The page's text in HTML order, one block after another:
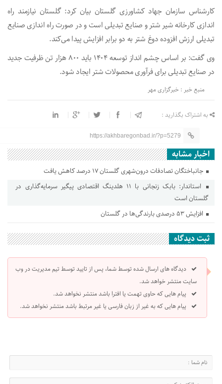
کارشناس سازمان جهاد کشاورزی گلستان بیان کرد: گلستان نیازمند راه
اندازی کارخانه شیر شتر و صنایع تبدیلی است و در صورت راه اندازی صنایع
تبدیلی ارزش افزوده دوغ شتر به دو برابر افزایش پیدا می‌کند.
وی گفت: بر اساس چشم انداز توسعه۱۴۰۴
باید ۸۰۰ هزار تن ظرفیت جدید
در صنایع تبدیلی برای فرآوری محصولات شتر ایجاد شود.
منبع خبر : خبرگزاری مهر
به اشتراک بگذارید :
https://akhbaregonbad.ir/?p=5279
اخبار مشابه
جانباختگان تصادفات درون‌شهری گلستان ۱۷ درصد کاهش یافت
استاندار: بابک زنجانی با ۱۱ هلدینگ اقتصادی پیگیر سرمایه‌گذاری در
گلستان است
افزایش ۵۳ درصدی بارندگی‌ها در گلستان
ثبت دیدگاه
دیدگاه های ارسال شده توسط شما، پس از تایید توسط تیم مدیریت در وب
سایت منتشر خواهد شد.
پیام هایی که حاوی تهمت یا افترا باشد منتشر نخواهد شد.
پیام هایی که به غیر از زبان فارسی یا غیر مرتبط باشد منتشر نخواهد شد.